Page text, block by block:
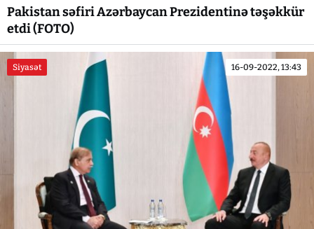
Pakistan səfiri Azərbaycan Prezidentinə təşəkkür
etdi (FOTO)
Siyasət 16-09-2022, 13:43